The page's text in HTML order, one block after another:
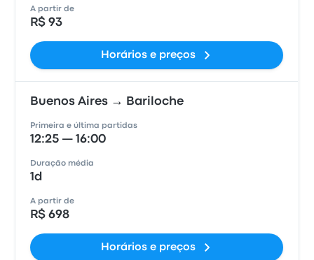
A partir de
R$ 93
Horários e preços
Buenos Aires → Bariloche
Primeira e última partidas
12:25 — 16:00
Duração média
1d
A partir de
R$ 698
Horários e preços